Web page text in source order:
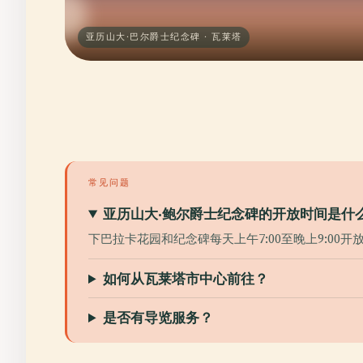
亚历山大·巴尔爵士纪念碑 · 瓦莱塔
常见问题
亚历山大·鲍尔爵士纪念碑的开放时间是什
下巴拉卡花园和纪念碑每天上午7:00至晚上9:00开放
如何从瓦莱塔市中心前往？
是否有导览服务？